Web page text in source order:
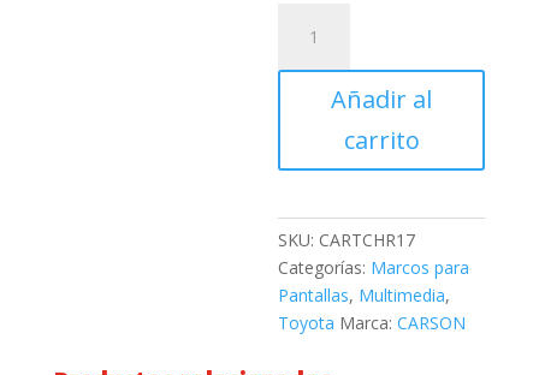
Adaptador
9"
Carson
cantidad
Añadir al
carrito
SKU: CARTCHR17
Categorías: Marcos para
Pantallas, Multimedia,
Toyota Marca:CARSON